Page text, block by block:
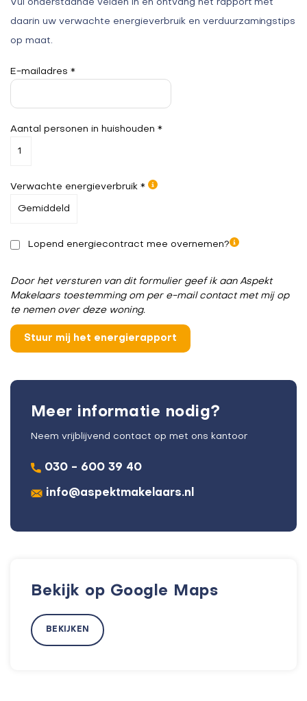
Vul onderstaande velden in en ontvang het rapport met
daarin uw verwachte energieverbruik en verduurzamingstips
op maat.
E-mailadres *
Aantal personen in huishouden *
Verwachte energieverbruik *
Lopend energiecontract mee overnemen?
Door het versturen van dit formulier geef ik aan Aspekt
Makelaars toestemming om per e-mail contact met mij op
te nemen over deze woning.
Meer informatie nodig?
Neem vrijblijvend contact op met ons kantoor
030 - 600 39 40
info@aspektmakelaars.nl
Bekijk op Google Maps
BEKIJKEN